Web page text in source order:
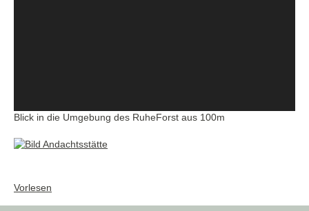
Blick in die Umgebung des RuheForst aus 100m
Vorlesen